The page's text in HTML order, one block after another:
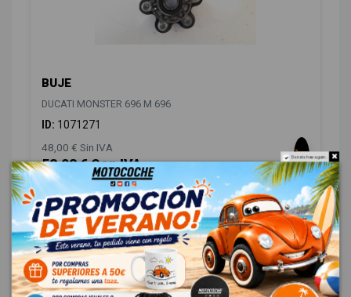
BUJE
DUCATI MONSTER 696 M 696
ID: 1071271
48,00 € Sin IVA
58,08 € Con IVA
ELECTRICIDAD 3
Do not show again.